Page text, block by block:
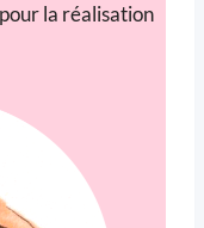
la réalisation